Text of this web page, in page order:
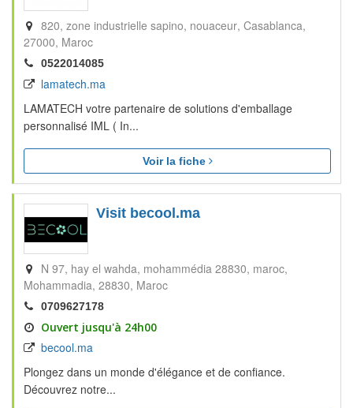
820, zone industrielle sapino, nouaceur Casablanca
27000 Maroc
0522014085
lamatech.ma
LAMATECH votre partenaire de solutions d'emballage
personnalisé IML ( In...
Voir la fiche
Visit becool.ma
N 97, hay el wahda, mohammédia 28830, maroc
Mohammadia 28830 Maroc
0709627178
Ouvert jusqu'à 24h00
becool.ma
Plongez dans un monde d'élégance et de confiance.
Découvrez notre...